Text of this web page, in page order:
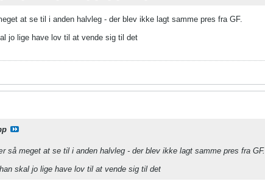
at se til i anden halvleg - der blev ikke lagt samme pres fra GF.
jo lige have lov til at vende sig til det
så meget at se til i anden halvleg - der blev ikke lagt samme pres fra GF.
skal jo lige have lov til at vende sig til det